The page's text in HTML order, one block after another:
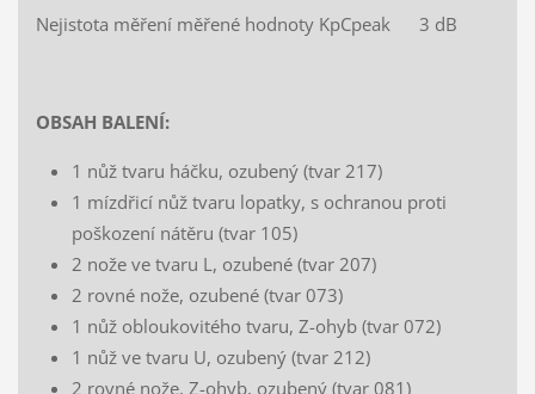
Nejistota měření měřené hodnoty KpCpeak 3 dB
OBSAH BALENÍ:
1 nůž tvaru háčku, ozubený (tvar 217)
1 mízdřicí nůž tvaru lopatky, s ochranou proti
poškození nátěru (tvar 105)
2 nože ve tvaru L, ozubené (tvar 207)
2 rovné nože, ozubené (tvar 073)
1 nůž obloukovitého tvaru, Z-ohyb (tvar 072)
1 nůž ve tvaru U, ozubený (tvar 212)
2 rovné nože, Z-ohyb, ozubený (tvar 081)